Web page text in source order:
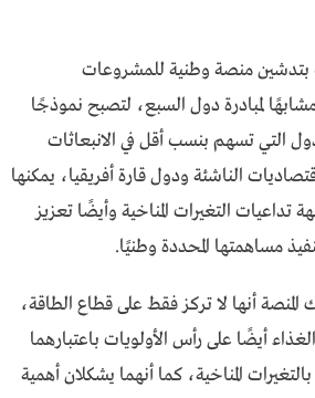
منصة وطنية للمشروعات
لمبادرة دول السبع، لتصبح نموذجًا
التي تسهم بنسب أقل في الانبعاثات
الناشئة ودول قارة أفريقيا، يمكنها
تداعيات التغيرات المناخية وأيضًا تعزيز
مساهمتها المحددة وطنيًا.
أنها لا تركز فقط على قطاع الطاقة،
أيضًا على رأس الأولويات باعتبارهما
المناخية، كما أنهما يشكلان أهمية